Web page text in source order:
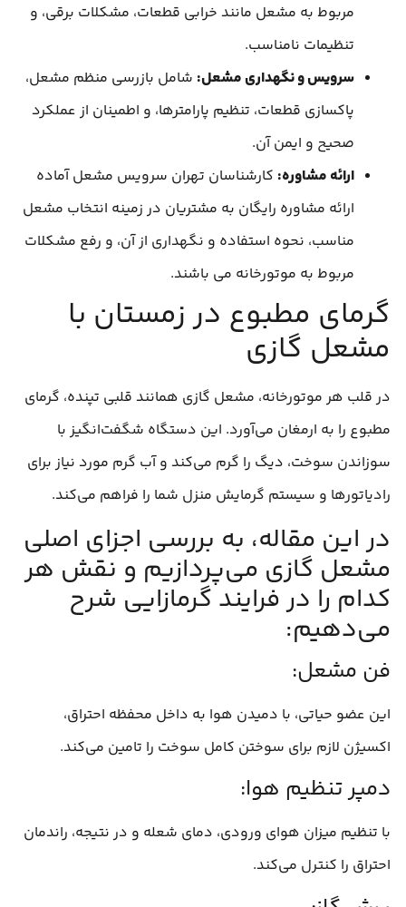
مربوط به مشعل مانند خرابی قطعات، مشکلات برقی، و
تنظیمات نامناسب.
سرویس و نگهداری مشعل: شامل بازرسی منظم مشعل،
پاکسازی قطعات، تنظیم پارامترها، و اطمینان از عملکرد
صحیح و ایمن آن.
ارائه مشاوره: کارشناسان تهران سرویس مشعل آماده
ارائه مشاوره رایگان به مشتریان در زمینه انتخاب مشعل
مناسب، نحوه استفاده و نگهداری از آن، و رفع مشکلات
مربوط به موتورخانه می باشند.
گرمای مطبوع در زمستان با
مشعل گازی
در قلب هر موتورخانه، مشعل گازی همانند قلبی تپنده، گرمای
مطبوع را به ارمغان می‌آورد. این دستگاه شگفت‌انگیز با
سوزاندن سوخت، دیگ را گرم می‌کند و آب گرم مورد نیاز برای
رادیاتورها و سیستم گرمایش منزل شما را فراهم می‌کند.
در این مقاله، به بررسی اجزای اصلی
مشعل گازی می‌پردازیم و نقش هر
کدام را در فرایند گرمازایی شرح
می‌دهیم:
فن مشعل:
این عضو حیاتی، با دمیدن هوا به داخل محفظه احتراق،
اکسیژن لازم برای سوختن کامل سوخت را تامین می‌کند.
دمپر تنظیم هوا:
با تنظیم میزان هوای ورودی، دمای شعله و در نتیجه، راندمان
احتراق را کنترل می‌کند.